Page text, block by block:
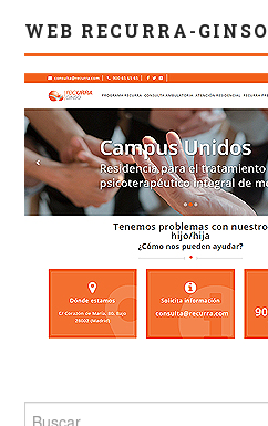
WEB RECURRA-GINSO
Buscar: